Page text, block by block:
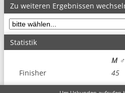
Zu weiteren Ergebnissen
Statistik
M ♂
Finisher
45